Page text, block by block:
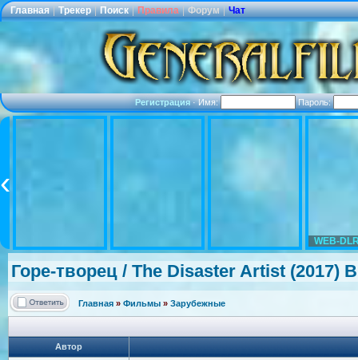
Главная | Трекер | Поиск | Правила | Форум | Чат
Регистрация·Имя: Пароль:
WEB-
Горе-творец / The Disaster Artist (2017)
Главная » Фильмы » Зарубежные
Автор